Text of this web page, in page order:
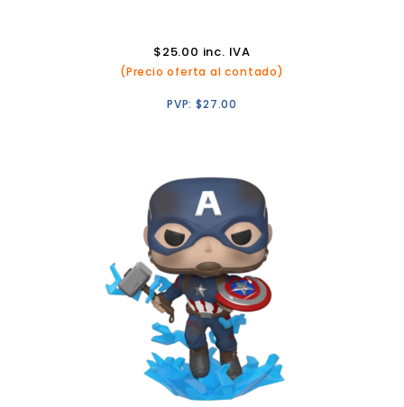
$25.00 inc. IVA
(Precio oferta al contado)
PVP:$27.00